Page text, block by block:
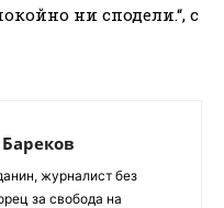
ни сподели.“, с
журналист без
за свобода на